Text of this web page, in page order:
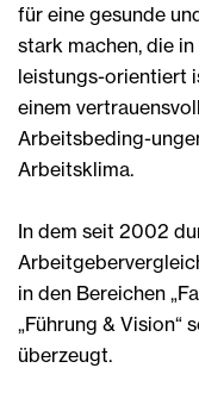
für eine gesunde
stark machen, die
leistungs-orientiert
einem
Arbeitsbeding-
Arbeitsklima.
In dem seit 2002
in den Bereichen
„Führung & Vision“
überzeugt.